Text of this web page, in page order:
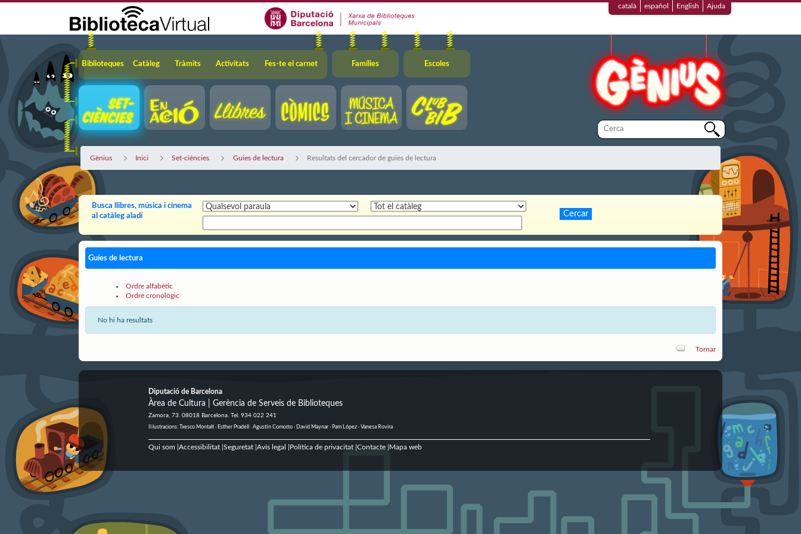
català español English Ajuda
Navegació
Biblioteques Catàleg Tràmits Activitats Fes-te el carnet Famílies Escoles
Gènius Inici Set-ciències Guies de lectura Resultats del cercador de guies de lectura
Busca llibres, música i cinema
al catàleg aladí
Guíes de lectura
Ordre alfabètic
Ordre cronològic
No hi ha resultats
Tornar
Diputació de Barcelona
Àrea de Cultura | Gerència de Serveis de Biblioteques
Zamora, 73. 08018 Barcelona. Tel. 934 022 241
Il·lustracions: Txesco Montalt · Esther Pradell · Agustín Comotto · David Maynar · Pam López · Vanesa Rovira
Qui som Accessibilitat| Seguretat| Avís legal Política de privacitat| Contacte| Mapa web